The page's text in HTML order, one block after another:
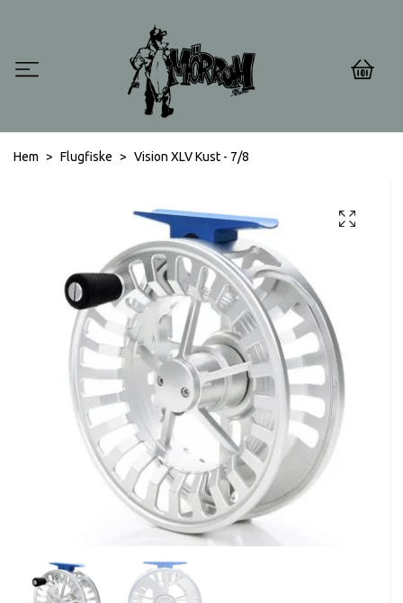
0
Hem Flugfiske Vision XLV Kust - 7/8